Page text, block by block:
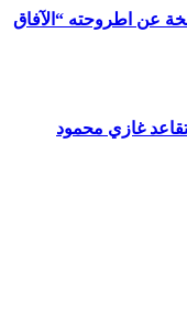
عن اطروحته “الآفاق
غازي محمود